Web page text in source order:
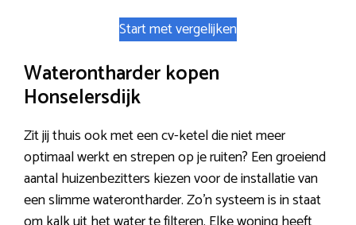
Start met vergelijken
Waterontharder kopen
Honselersdijk
Zit jij thuis ook met een cv-ketel die niet meer
optimaal werkt en strepen op je ruiten? Een groeiend
aantal huizenbezitters kiezen voor de installatie van
een slimme waterontharder. Zo’n systeem is in staat